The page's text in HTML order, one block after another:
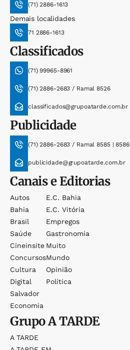
(71) 2886-1613
Demais localidades
71 2886-1613
Classificados
(71) 99965-8961
(71) 2886-2683 / Ramal 8526
classificados@grupoatarde.com.br
Publicidade
(71) 2886-2683 / Ramal 8585 | 8586
publicidade@grupoatarde.com.br
Canais e Editorias
Autos
Bahia
Brasil
Saúde
Cineinsite
Concursos
Cultura
Digital
Salvador
Economia
E.c. Bahia
E.c. Vitória
Empregos
Gastronomia
Muito
Mundo
Opinião
Política
GrupoA TARDE
A TARDE